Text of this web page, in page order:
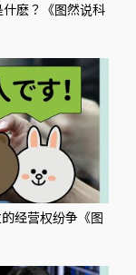
什麽？《图然说科
经营权纷争《图